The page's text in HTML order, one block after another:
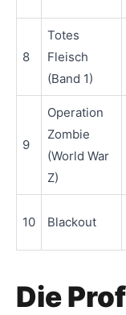
8
Totes
Fleisch
(Band 1)
9
Operation
Zombie
(World War
Z)
10 Blackout
Die